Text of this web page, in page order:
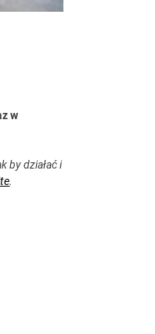
w
by działać i
.